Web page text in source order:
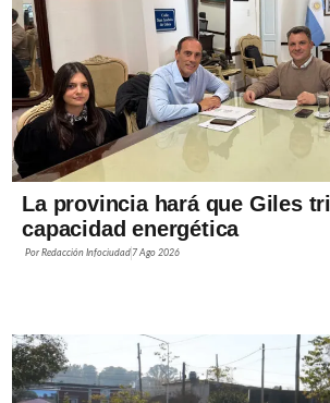
La provincia hará que Giles
capacidad energética
PorRedacción Infociudad 7 Ago 2026